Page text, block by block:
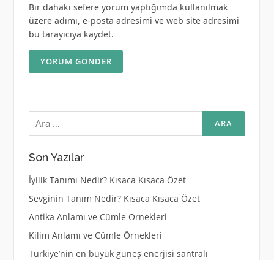
Bir dahaki sefere yorum yaptığımda kullanılmak
üzere adımı, e-posta adresimi ve web site adresimi
bu tarayıcıya kaydet.
Arama:
Son Yazılar
İyilik Tanımı Nedir? Kısaca Kısaca Özet
Sevginin Tanım Nedir? Kısaca Kısaca Özet
Antika Anlamı ve Cümle Örnekleri
Kilim Anlamı ve Cümle Örnekleri
Türkiye’nin en büyük güneş enerjisi santralı